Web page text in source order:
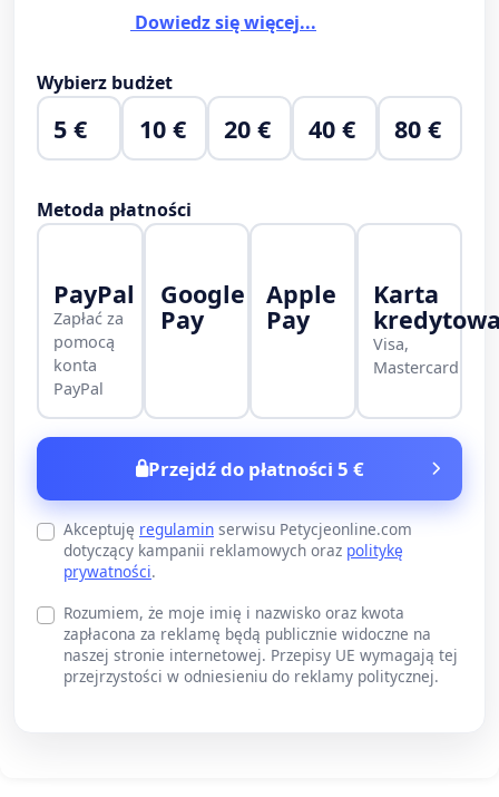
Dowiedz się więcej...
Wybierz budżet
5 € 10 € 20 € 40 € 80 €
Metoda płatności
PayPal
Zapłać za
pomocą
konta
PayPal
Google
Pay
Apple
Pay
Karta
Visa,
Mastercard
Przejdź do płatności 5 €
Akceptuję regulamin serwisu Petycjeonline.com
dotyczący kampanii reklamowych oraz politykę
prywatności.
Rozumiem, że moje imię i nazwisko oraz kwota
zapłacona za reklamę będą publicznie widoczne na
naszej stronie internetowej. Przepisy UE wymagają tej
przejrzystości w odniesieniu do reklamy politycznej.